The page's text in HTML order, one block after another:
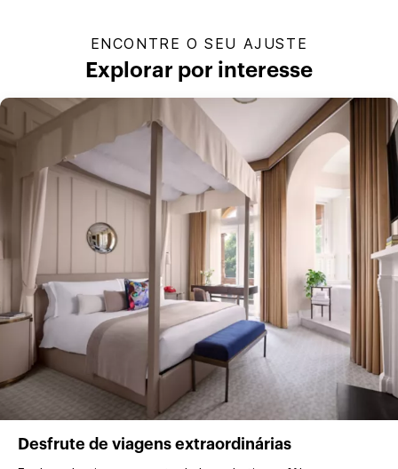
ENCONTRE O SEU AJUSTE
Explorar por interesse
Desfrute de viagens extraordinárias